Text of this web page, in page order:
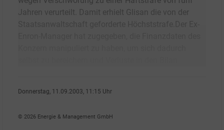
Jahren verurteilt. Damit erhielt Glisan die von der
Donnerstag, 11.09.2003, 11:15 Uhr
© 2026 Energie & Management GmbH